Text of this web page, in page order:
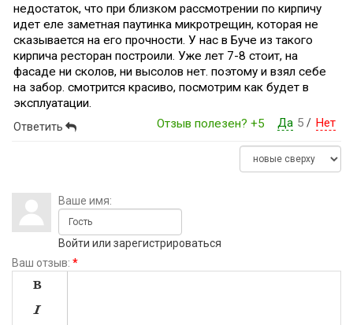
недостаток, что при близком рассмотрении по кирпичу
идет еле заметная паутинка микротрещин, которая не
сказывается на его прочности. У нас в Буче из такого
кирпича ресторан построили. Уже лет 7-8 стоит, на
фасаде ни сколов, ни высолов нет. поэтому и взял себе
на забор. смотрится красиво, посмотрим как будет в
эксплуатации.
Да 5 / Нет
Отзыв полезен? +5
Ответить
Ваше имя:
Войти или зарегистрироваться
Ваш отзыв: *

